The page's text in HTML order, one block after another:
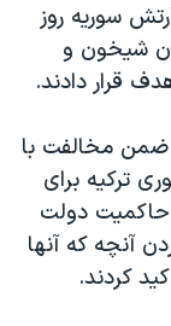
سوریه روز
شیخون و
قرار دادند.
ضمن مخالفت با
ترکیه برای
دولت
آنچه که آنها
کردند.